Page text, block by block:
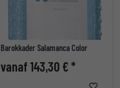
Barokkader Salamanca Color
vanaf 143,30 € *